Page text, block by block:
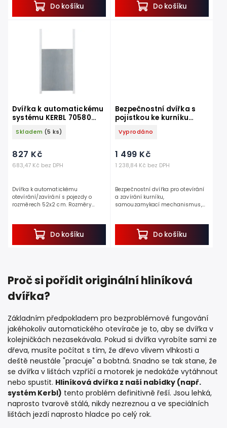
Do košíku Do košíku
Dvířka k automatickému
systému KERBL 70580
DOOR L, 43x40 cm
Skladem (5 ks)
683,47 Kč bez DPH
827 Kč
Do košíku
Dvířka k automatickému
otevírání/zavírání s pojezdy o
rozměrech 52x2 cm. Rozměry
Bezpečnostní dvířka s
pojistkou ke kurníku
25x30
Vyprodáno
1 238,84 Kč bez DPH
1 499 Kč
Do košíku
Bezpečnostní dvířka pro otevírání
a zavírání kurníku,
samouzamykací mechanismus,
kurníku, která spolehlivě...
Proč si pořídit originální hliníková
dvířka?
Základním předpokladem pro bezproblémové fungování
jakéhokoliv automatického otevírače je to, aby se dvířka v
kolejničkách nezasekávala. Pokud si dvířka vyrobíte sami ze
dřeva, musíte počítat s tím, že dřevo vlivem vlhkosti a
deště neustále "pracuje" a bobtná. Snadno se tak stane, že
se dvířka v lištách vzpříčí a motorek je nedokáže vytáhnout
nebo spustit. Hliníková dvířka z naší nabídky (např.
systém Kerbl) tento problém definitivně řeší. Jsou lehká,
naprosto tvarově stálá, nikdy nezreznou a ve speciálních
lištách jezdí naprosto hladce po celý rok.